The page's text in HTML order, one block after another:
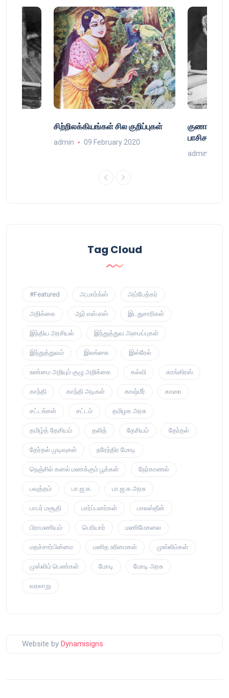
சிற்றிலக்கியங்கள் சில குறிப்புகள்
admin 09 February 2020
குணா :
admin
Tag Cloud
#Featured அ.மார்க்ஸ் அம்பேத்கர்
அறிக்கை ஆர்.எஸ்.எஸ் இடதுசாரிகள்
இந்திய அரசியல் இந்துத்துவ அமைப்புகள்
இந்துத்துவம் இலங்கை இஸ்ரேல்
உண்மை அறியும் குழு அறிக்கை கல்வி காங்கிரஸ்
காந்தி காந்தி அடிகள் காஷ்மீர் காஸா
சட்டங்கள் சட்டம் தமிழக அரசு
தமிழ்த் தேசியம் தலித் தேசியம் தேர்தல்
தேர்தல் முடிவுகள் நரேந்திர மோடி
நெஞ்சில் கனல் மணக்கும் பூக்கள் நேர்காணல்
பவுத்தம் பா.ஜ.க. பா.ஜ.க அரசு
பாபர் மசூதி பார்ப்பனர்கள் பாலஸ்தீன்
பிராமணியம் பெரியார் மணிமேகலை
மதச்சார்பின்மை மனித உரிமைகள் முஸ்லிம்கள்
முஸ்லிம் பெண்கள் மோடி மோடி அரசு
வரலாறு
Website by Dynamisigns